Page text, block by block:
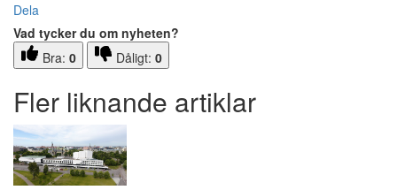
Dela
Vad tycker du om nyheten?
Bra: 0 Dåligt: 0
Fler liknande artiklar